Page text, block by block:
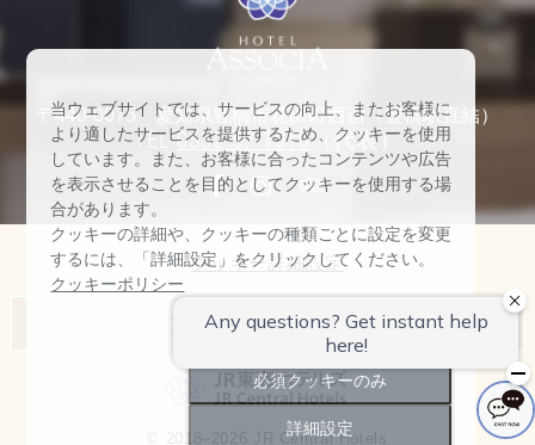
〒440-0075 愛知県豊橋市花田町西宿（豊橋駅直結）
TEL:0532-57-1010（代表）
クッキー詳細設定
アソシアホテル一覧
名古屋マリオットアソシアホテル
ヒルトン高山リゾート
© 2018–2026 JR Central Hotels
当ウェブサイトでは、サービスの向上、またお客様に
より適したサービスを提供するため、クッキーを使用
しています。また、お客様に合ったコンテンツや広告
を表示させることを目的としてクッキーを使用する場
合があります。
クッキーの詳細や、クッキーの種類ごとに設定を変更
するには、「詳細設定」をクリックしてください。
クッキーポリシー
すべて許可
必須クッキーのみ
詳細設定